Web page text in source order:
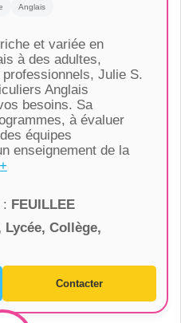
Anglais
et variée en
à des adultes,
Julie S.
Anglais
besoins. Sa
à évaluer
équipes
enseignement de la
: FEUILLEE
Lycée, Collège,
Contacter